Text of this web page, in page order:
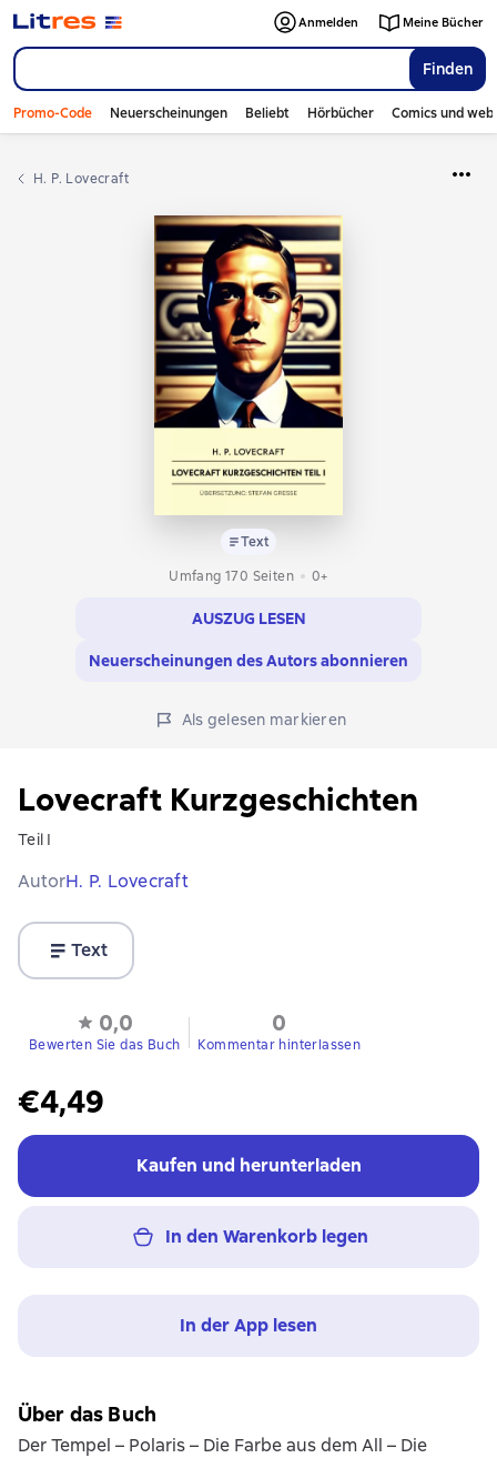
Finden
Anmelden Meine Bücher
Promo-Code Neuerscheinungen Beliebt Hörbücher Comics und
H. P. Lovecraft
Text
Umfang 170 Seiten
0+
AUSZUG LESEN
Neuerscheinungen des Autors abonnieren
Als gelesen markieren
Lovecraft Kurzgeschichten
Teil I
AutorH. P. Lovecraft
Text
0,0
Bewerten Sie das Buch
0
Kommentar hinterlassen
€4,49
Kaufen und herunterladen
In den Warenkorb legen
In der App lesen
Über das Buch
Der Tempel – Polaris – Die Farbe aus dem All – Die